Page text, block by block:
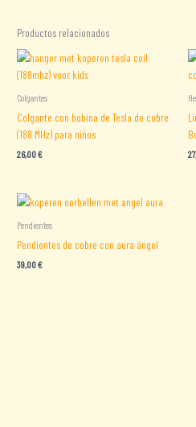
Productos relacionados
Colgantes
Colgante con bobina de Tesla de cobre
(188 MHz) para niños
26,00€
Pendientes
Pendientes de cobre con aura ángel
39,00€